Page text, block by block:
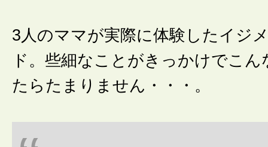
3人のママが実際に体験したイジ
ド。些細なことがきっかけでこ
たらたまりません・・・。